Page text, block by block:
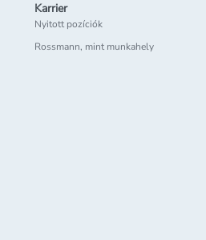
Karrier
Nyitott pozíciók
Rossmann, mint munkahely